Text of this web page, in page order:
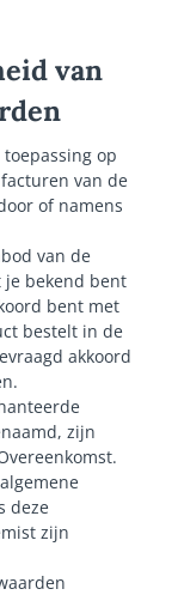
van
op
van de
of namens
van de
je bekend bent
bent met
bestelt in de
akkoord
zijn
deze
zijn